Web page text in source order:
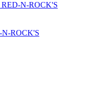
RED-N-ROCK'S
N-ROCK'S